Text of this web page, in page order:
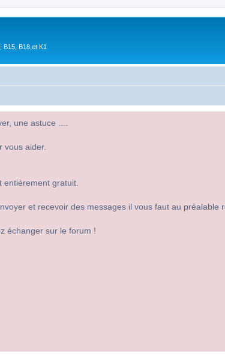
B15, B18,et K1
une astuce ....
vous aider.
gratuit.
et recevoir des messages il vous faut au préalable
échanger sur le forum !